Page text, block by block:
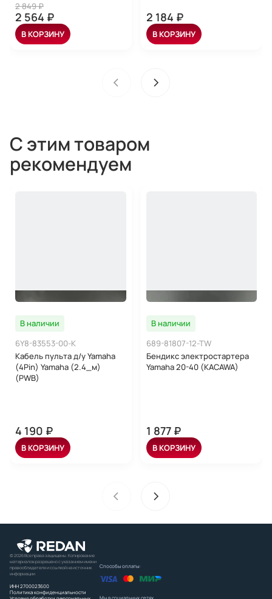
2 849 ₽
2 564 ₽
В КОРЗИНУ
2 184 ₽
В КОРЗИНУ
С этим товаром
рекомендуем
В наличии
6Y8-83553-00-K
Кабель пульта д/у Yamaha
(4Pin) Yamaha (2.4_м)
(PWB)
4 190 ₽
В КОРЗИНУ
В наличии
689-81807-12-TW
Бендикс электростартера
Yamaha 20-40 (KACAWA)
1 877 ₽
В КОРЗИНУ
© 2026 Все права защищены. Копирование
материалов разрешено с указанием имени
правообладателя и ссылкой на источник
информации
ИНН 2700023600
Политика конфиденциальности
Способы оплаты:
Мы в социальных сетях